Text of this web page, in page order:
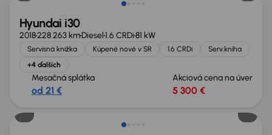
Hyundai i30
2018228 263 kmDiesel1.6 CRDi81 kW
Servisná knižka Kúpené nové v SR 1.6 CRDi
Serv.kniha
+4 ďalších
Mesačná splátka
od 21 €
Akciová cena na úver
5 300 €
Zlacnené o 500 €